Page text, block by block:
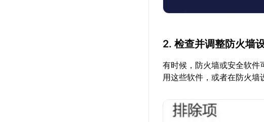
2. 检查并调整防火墙
有时候，防火墙或安全软件
用这些软件，或者在防火墙